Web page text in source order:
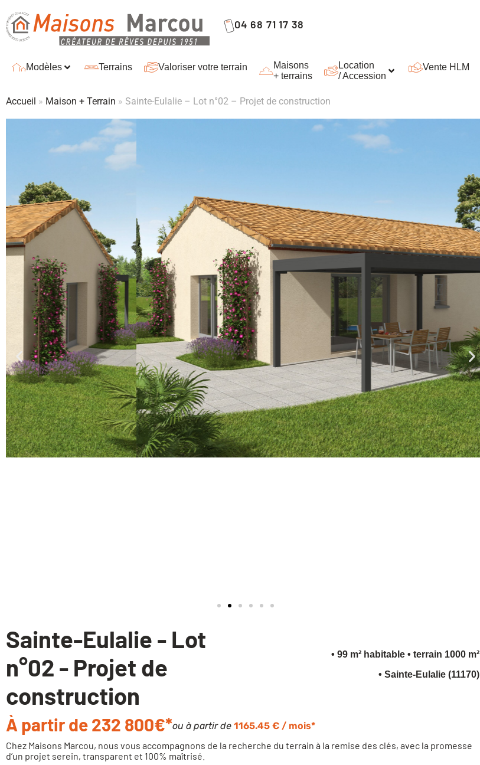
04 68 71 17 38
Modèles Terrains Valoriser votre terrain
Maisons
+ terrains
Location
/ Accession
Vente HLM
Accueil » Maison + Terrain » Sainte-Eulalie – Lot n°02 – Projet de construction
Sainte-Eulalie - Lot
n°02 - Projet de
construction
• 99 m² habitable • terrain 1000 m²
• Sainte-Eulalie (11170)
À partir de 232 800€*ou à partir de 1165.45 € / mois*
Chez Maisons Marcou, nous vous accompagnons de la recherche du terrain à la remise des clés, avec la promesse
d’un projet serein, transparent et 100% maîtrisé.